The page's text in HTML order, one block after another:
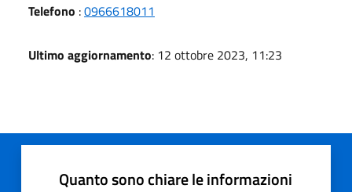
Telefono :0966618011
Ultimo aggiornamento: 12 ottobre 2023, 11:23
Quanto sono chiare le informazioni